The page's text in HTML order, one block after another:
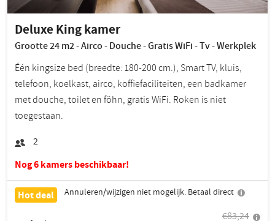
Deluxe King kamer
Grootte 24 m2 - Airco - Douche - Gratis WiFi - Tv - Werkplek
Één kingsize bed (breedte: 180-200 cm.), Smart TV, kluis,
telefoon, koelkast, airco, koffiefaciliteiten, een badkamer
met douche, toilet en föhn, gratis WiFi. Roken is niet
toegestaan.
2
Nog 6 kamers beschikbaar!
Hot deal Annuleren/wijzigen niet mogelijk. Betaal direct
€83,24